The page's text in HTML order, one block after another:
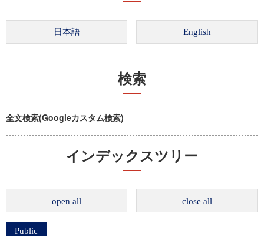
検索
全文検索(Googleカスタム検索)
インデックスツリー
open all close all
Public